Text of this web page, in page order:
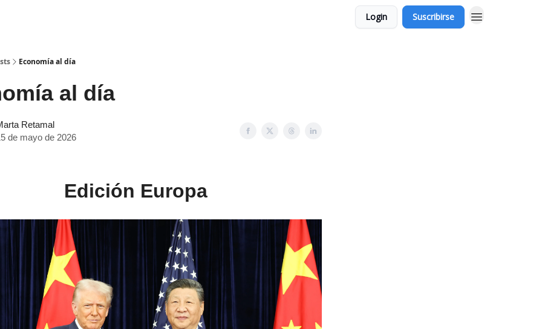
Login Suscribirse
Economía al día
al día
Retamal
de mayo de 2026
Edición Europa